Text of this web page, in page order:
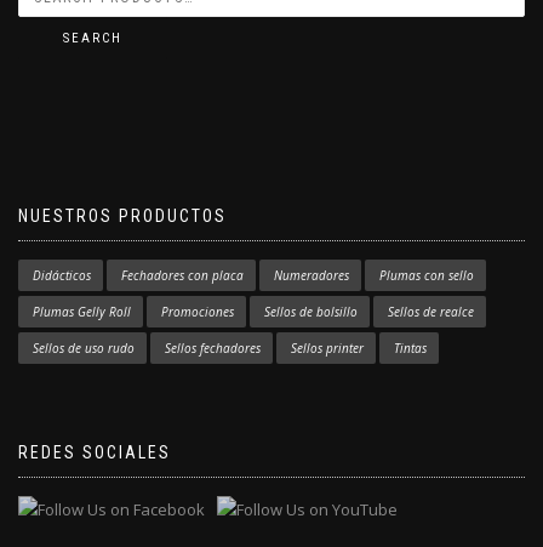
SEARCH
NUESTROS PRODUCTOS
Didácticos Fechadores con placa Numeradores Plumas con sello
Plumas Gelly Roll Promociones Sellos de bolsillo Sellos de realce
Sellos de uso rudo Sellos fechadores Sellos printer Tintas
REDES SOCIALES